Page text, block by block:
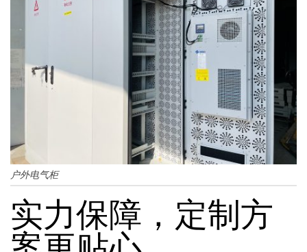
户外电气柜
实力保障，定制方